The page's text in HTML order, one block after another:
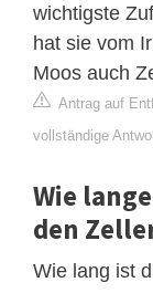
wichtigste
hat sie vom
Moos auch
Antrag auf
vollständige
Wie
den
Wie lang ist